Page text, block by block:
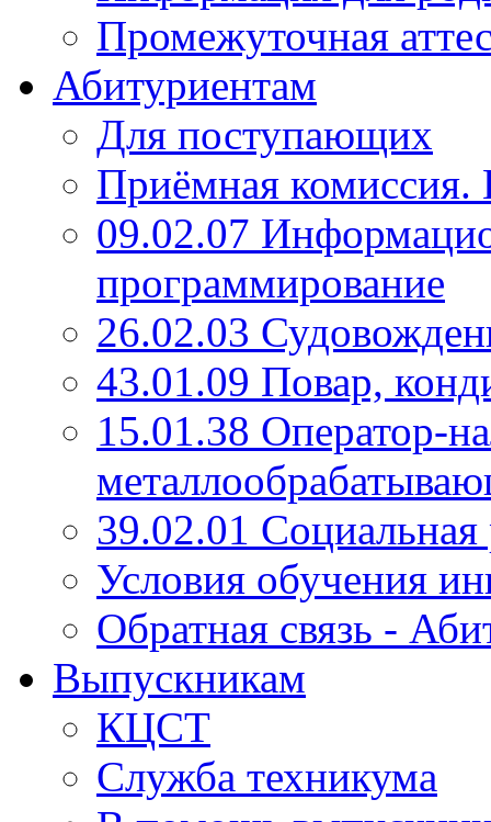
Промежуточная
Абитуриентам
Для поступающих
Приёмная комиссия.
09.02.07
программирование
26.02.03
43.01.09 Повар,
15.01.38 Оператор-
39.02.01 Социальная
Условия обучения
Обратная связь -
Выпускникам
КЦСТ
Служба техникума